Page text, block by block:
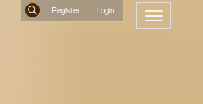
Register
Toggle